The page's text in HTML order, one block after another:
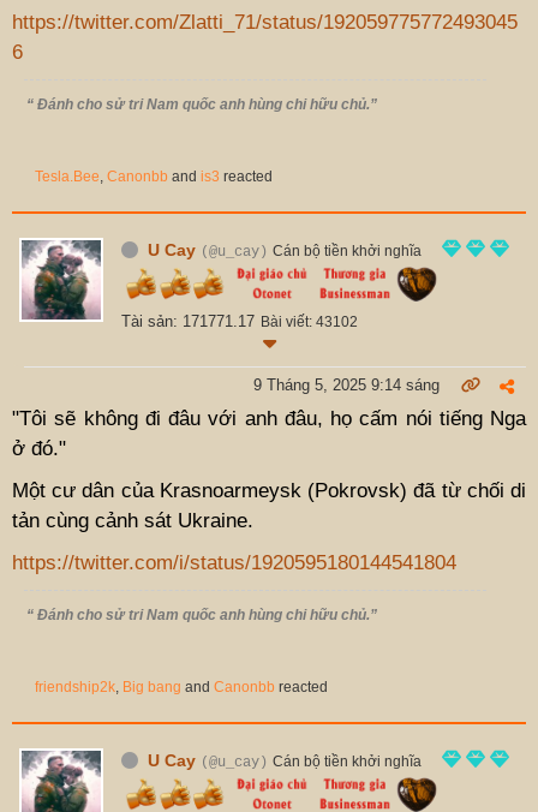
https://twitter.com/Zlatti_71/status/192059775772493045
6
“ Đánh cho sử tri Nam quốc anh hùng chi hữu chủ.”
Tesla.Bee Canonbb and is3 reacted
U Cay (@u_cay) Cán bộ tiền khởi nghĩa
Tài sản: 171771.17 Bài viết: 43102
9 Tháng 5, 2025 9:14 sáng
"Tôi sẽ không đi đâu với anh đâu, họ cấm nói tiếng Nga
ở đó."
Một cư dân của Krasnoarmeysk (Pokrovsk) đã từ chối di
tản cùng cảnh sát Ukraine.
https://twitter.com/i/status/1920595180144541804
“ Đánh cho sử tri Nam quốc anh hùng chi hữu chủ.”
friendship2k Big bang and Canonbb reacted
U Cay (@u_cay) Cán bộ tiền khởi nghĩa